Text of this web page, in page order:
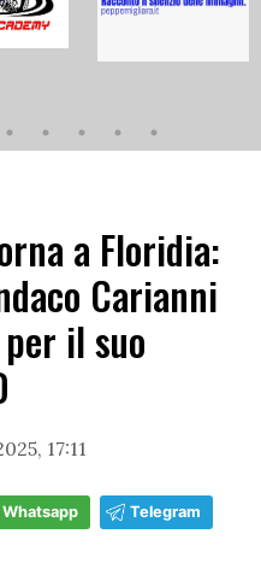
a Floridia:
Carianni
il suo
17:11
Whatsapp Telegram